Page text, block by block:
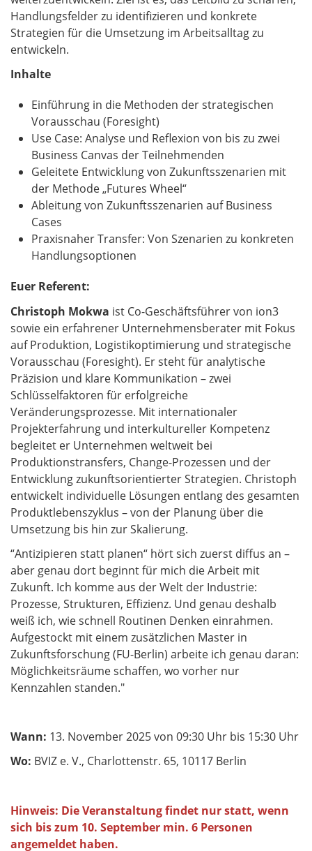
Handlungsfelder zu identifizieren und konkrete
Strategien für die Umsetzung im Arbeitsalltag zu
entwickeln.
Inhalte
Einführung in die Methoden der strategischen
Vorausschau (Foresight)
Use Case: Analyse und Reflexion von bis zu zwei
Business Canvas der Teilnehmenden
Geleitete Entwicklung von Zukunftsszenarien mit
der Methode „Futures Wheel“
Ableitung von Zukunftsszenarien auf Business
Cases
Praxisnaher Transfer: Von Szenarien zu konkreten
Handlungsoptionen
Euer Referent:
Christoph Mokwa ist Co-Geschäftsführer von ion3
sowie ein erfahrener Unternehmensberater mit Fokus
auf Produktion, Logistikoptimierung und strategische
Vorausschau (Foresight). Er steht für analytische
Präzision und klare Kommunikation – zwei
Schlüsselfaktoren für erfolgreiche
Veränderungsprozesse. Mit internationaler
Projekterfahrung und interkultureller Kompetenz
begleitet er Unternehmen weltweit bei
Produktionstransfers, Change-Prozessen und der
Entwicklung zukunftsorientierter Strategien. Christoph
entwickelt individuelle Lösungen entlang des gesamten
Produktlebenszyklus – von der Planung über die
Umsetzung bis hin zur Skalierung.
“Antizipieren statt planen“ hört sich zuerst diffus an –
aber genau dort beginnt für mich die Arbeit mit
Zukunft. Ich komme aus der Welt der Industrie:
Prozesse, Strukturen, Effizienz. Und genau deshalb
weiß ich, wie schnell Routinen Denken einrahmen.
Aufgestockt mit einem zusätzlichen Master in
Zukunftsforschung (FU-Berlin) arbeite ich genau daran:
Möglichkeitsräume schaffen, wo vorher nur
Kennzahlen standen."
Wann: 13. November 2025 von 09:30 Uhr bis 15:30 Uhr
Wo: BVIZ e. V., Charlottenstr. 65, 10117 Berlin
Hinweis: Die Veranstaltung findet nur statt, wenn
sich bis zum 10. September min. 6 Personen
angemeldet haben.